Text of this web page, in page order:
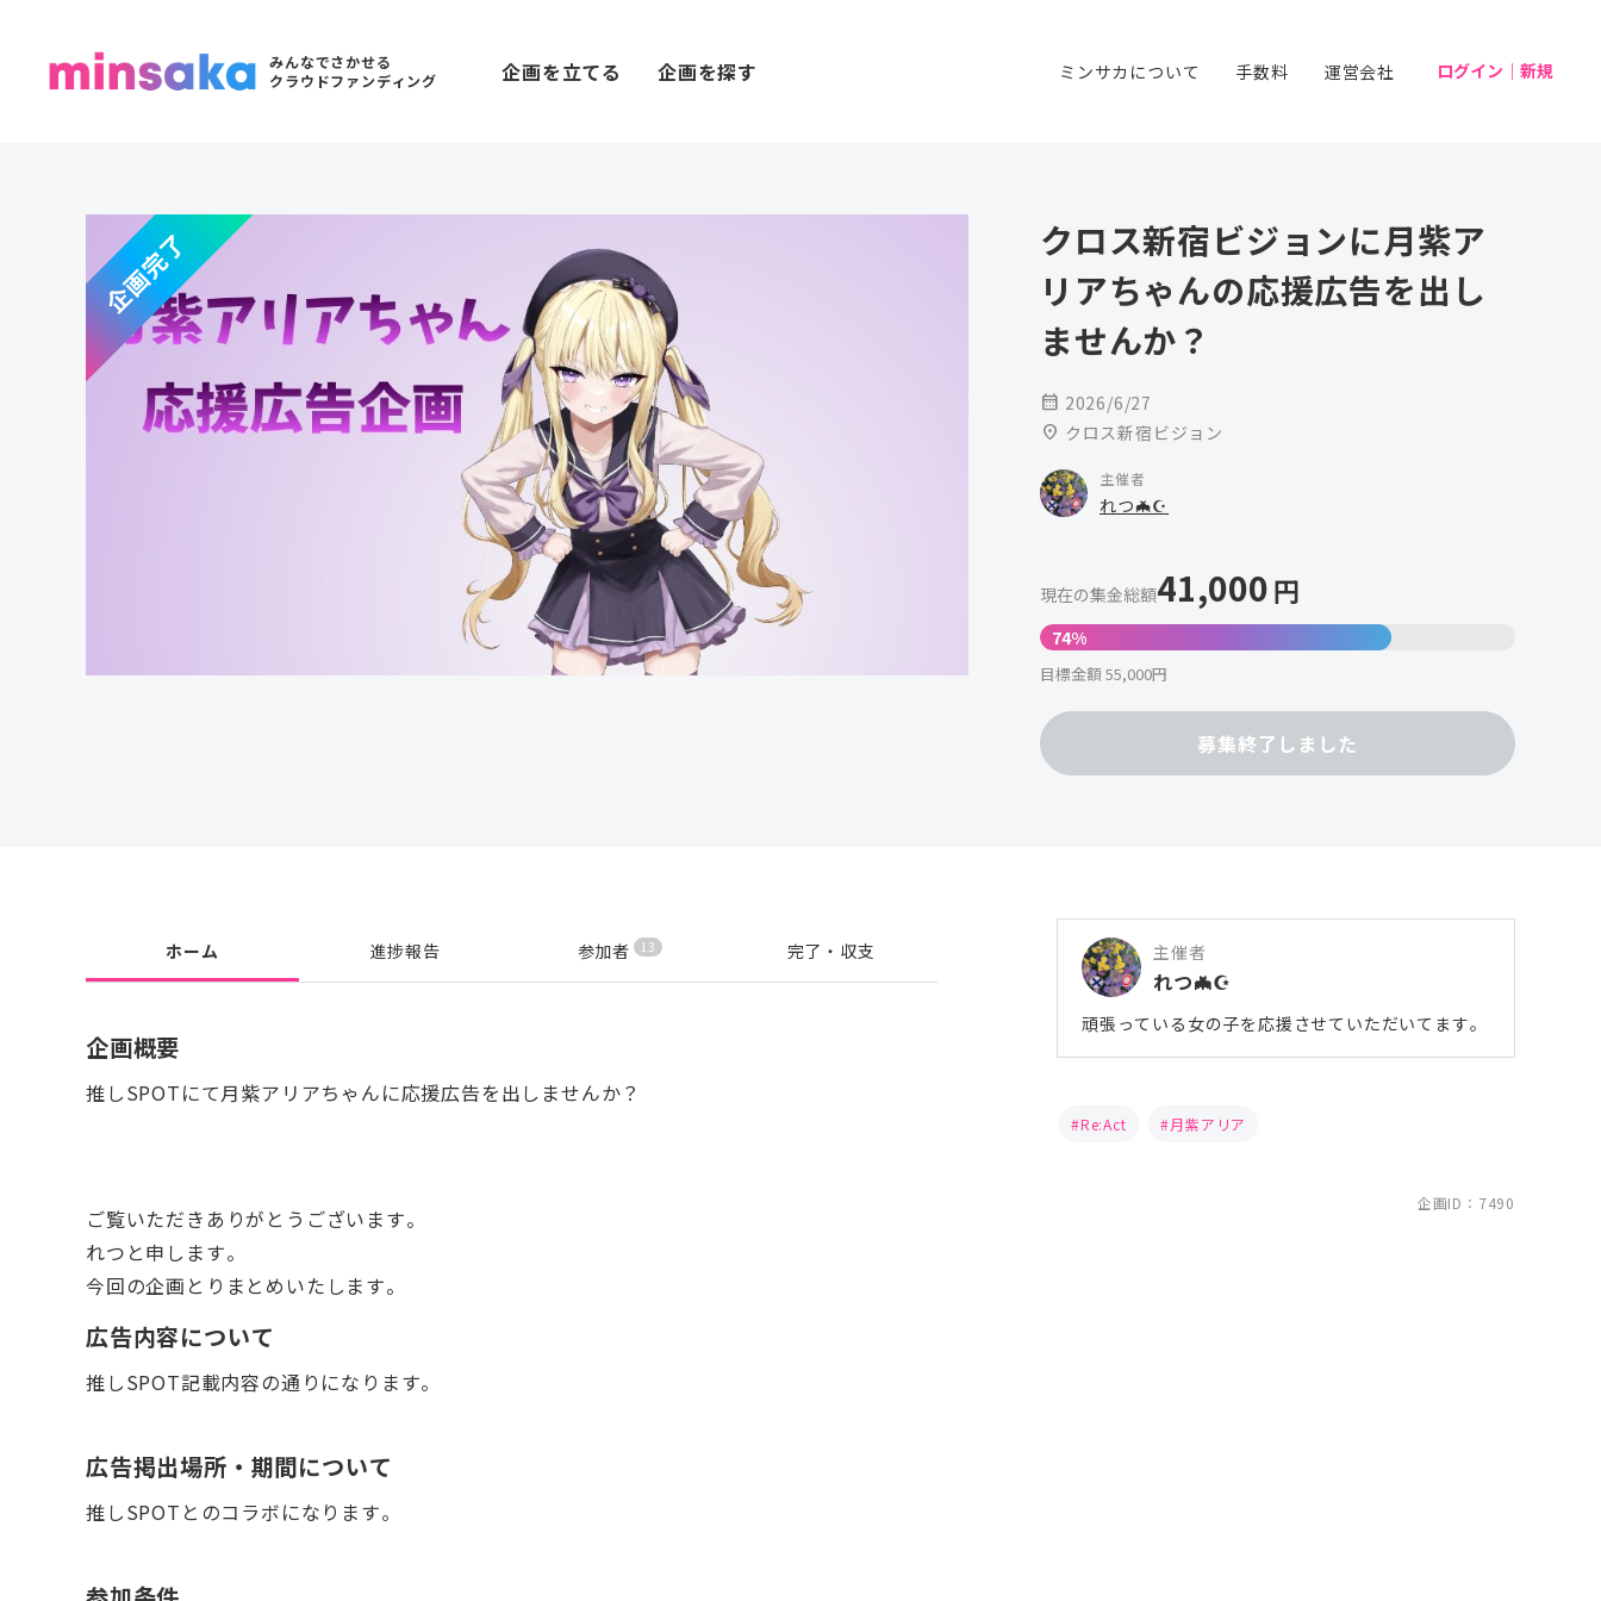
みんなでさかせる
クラウドファンディング
企画を立てる 企画を探す ミンサカについて 手数料 運営会社 ログイン｜新規
企画完了
クロス新宿ビジョンに月紫ア
リアちゃんの応援広告を出し
ませんか？
calendar_month 2026/6/27
location_on クロス新宿ビジョン
主催者
れつ🦇☪️
現在の集金総額41,000円
74%
目標金額 55,000円
募集終了しました
ホーム 進捗報告 参加者 13 完了・収支
企画概要
推しSPOTにて月紫アリアちゃんに応援広告を出しませんか？
ご覧いただきありがとうございます。
れつと申します。
今回の企画とりまとめいたします。
広告内容について
推しSPOT記載内容の通りになります。
広告掲出場所・期間について
推しSPOTとのコラボになります。
主催者
れつ🦇☪️
頑張っている女の子を応援させていただいてます。
Re:Act 月紫アリア
企画ID：7490